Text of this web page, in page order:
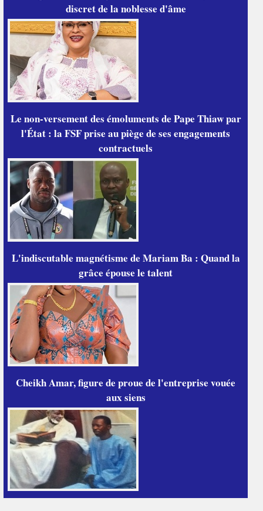
discret de la noblesse d'âme
Le non-versement des émoluments de Pape Thiaw par
l'État : la FSF prise au piège de ses engagements
contractuels
L'indiscutable magnétisme de Mariam Ba : Quand la
grâce épouse le talent
Cheikh Amar, figure de proue de l'entreprise vouée
aux siens